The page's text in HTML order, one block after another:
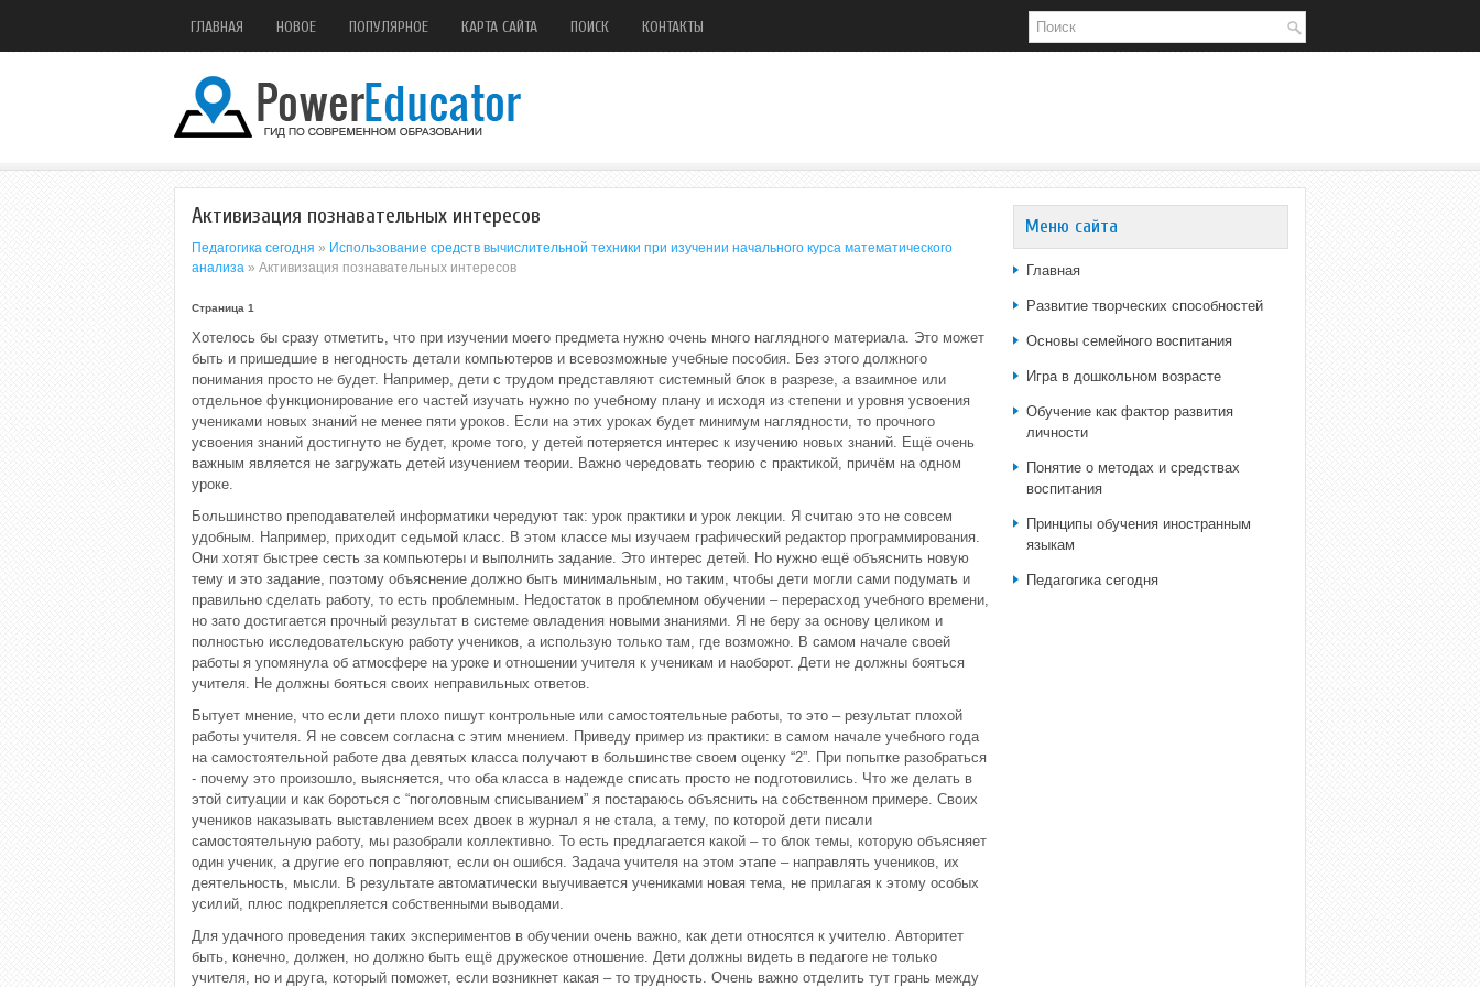
ГЛАВНАЯ НОВОЕ ПОПУЛЯРНОЕ КАРТА САЙТА ПОИСК КОНТАКТЫ
Активизация познавательных интересов
Педагогика сегодня » Использование средств вычислительной техники при изучении начального курса математического
анализа » Активизация познавательных интересов
Страница 1
Хотелось бы сразу отметить, что при изучении моего предмета нужно очень много наглядного материала. Это может
быть и пришедшие в негодность детали компьютеров и всевозможные учебные пособия. Без этого должного
понимания просто не будет. Например, дети с трудом представляют системный блок в разрезе, а взаимное или
отдельное функционирование его частей изучать нужно по учебному плану и исходя из степени и уровня усвоения
учениками новых знаний не менее пяти уроков. Если на этих уроках будет минимум наглядности, то прочного
усвоения знаний достигнуто не будет, кроме того, у детей потеряется интерес к изучению новых знаний. Ещё очень
важным является не загружать детей изучением теории. Важно чередовать теорию с практикой, причём на одном
уроке.
Большинство преподавателей информатики чередуют так: урок практики и урок лекции. Я считаю это не совсем
удобным. Например, приходит седьмой класс. В этом классе мы изучаем графический редактор программирования.
Они хотят быстрее сесть за компьютеры и выполнить задание. Это интерес детей. Но нужно ещё объяснить новую
тему и это задание, поэтому объяснение должно быть минимальным, но таким, чтобы дети могли сами подумать и
правильно сделать работу, то есть проблемным. Недостаток в проблемном обучении – перерасход учебного времени,
но зато достигается прочный результат в системе овладения новыми знаниями. Я не беру за основу целиком и
полностью исследовательскую работу учеников, а использую только там, где возможно. В самом начале своей
работы я упомянула об атмосфере на уроке и отношении учителя к ученикам и наоборот. Дети не должны бояться
учителя. Не должны бояться своих неправильных ответов.
Бытует мнение, что если дети плохо пишут контрольные или самостоятельные работы, то это – результат плохой
работы учителя. Я не совсем согласна с этим мнением. Приведу пример из практики: в самом начале учебного года
на самостоятельной работе два девятых класса получают в большинстве своем оценку “2”. При попытке разобраться
- почему это произошло, выясняется, что оба класса в надежде списать просто не подготовились. Что же делать в
этой ситуации и как бороться с “поголовным списыванием” я постараюсь объяснить на собственном примере. Своих
учеников наказывать выставлением всех двоек в журнал я не стала, а тему, по которой дети писали
самостоятельную работу, мы разобрали коллективно. То есть предлагается какой – то блок темы, которую объясняет
один ученик, а другие его поправляют, если он ошибся. Задача учителя на этом этапе – направлять учеников, их
деятельность, мысли. В результате автоматически выучивается учениками новая тема, не прилагая к этому особых
усилий, плюс подкрепляется собственными выводами.
Для удачного проведения таких экспериментов в обучении очень важно, как дети относятся к учителю. Авторитет
быть, конечно, должен, но должно быть ещё дружеское отношение. Дети должны видеть в педагоге не только
учителя, но и друга, который поможет, если возникнет какая – то трудность. Очень важно отделить тут грань между
Меню сайта
Главная
Развитие творческих способностей
Основы семейного воспитания
Игра в дошкольном возрасте
Обучение как фактор развития
личности
Понятие о методах и средствах
воспитания
Принципы обучения иностранным
языкам
Педагогика сегодня